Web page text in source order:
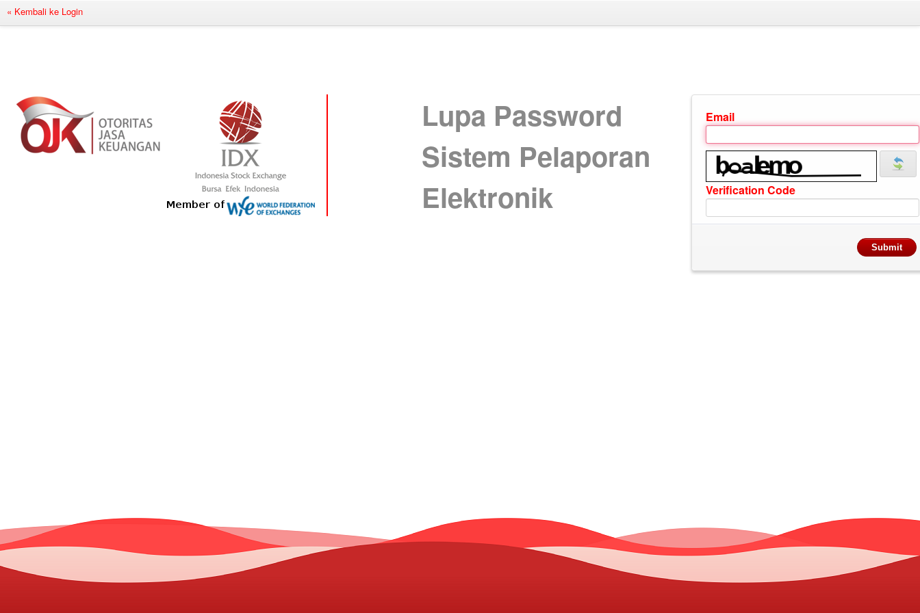
« Kembali ke Login
Lupa Password
Sistem Pelaporan
Elektronik
Email
Verification Code